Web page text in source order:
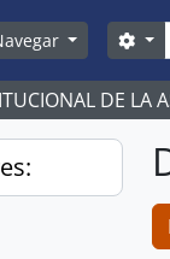
DE LA